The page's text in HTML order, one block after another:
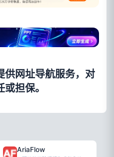
供网址导航服务，对
担保。
AriaFlow